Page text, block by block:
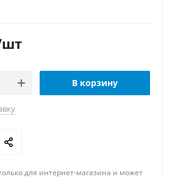
В корзину
для интернет-магазина и может